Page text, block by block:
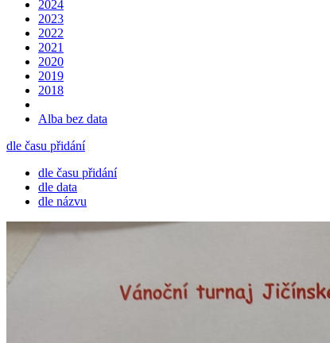
2024
2023
2022
2021
2020
2019
2018
Alba bez data
dle času přidání
dle času přidání
dle data
dle názvu